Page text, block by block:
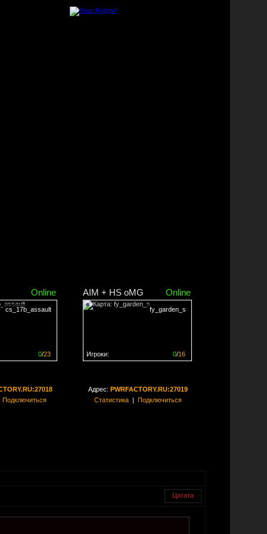
Online
cs_17b_assault
0/23
AIM + HS oMG Online
fy_garden_s
0/16
Игроки:
Подключиться
Адрес: PWRFACTORY.RU:27019
Статистика| Подключиться
Цитата